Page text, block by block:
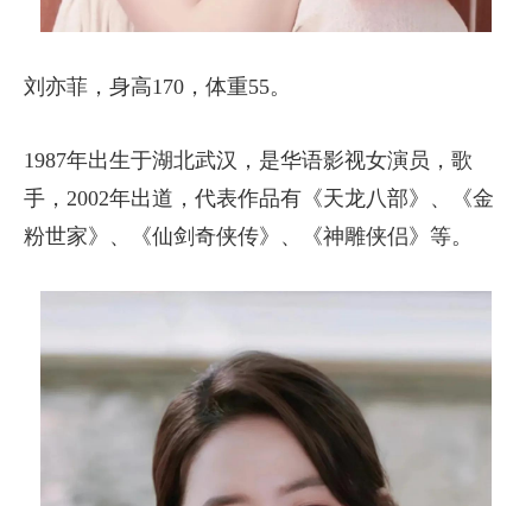
刘亦菲，身高170，体重55。
1987年出生于湖北武汉，是华语影视女演员，歌
手，2002年出道，代表作品有《天龙八部》、《金
粉世家》、《仙剑奇侠传》、《神雕侠侣》等。